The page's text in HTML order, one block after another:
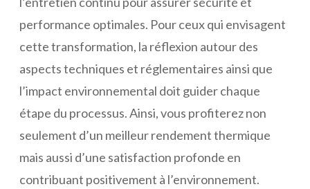
performance optimales. Pour ceux qui envisagent
cette transformation, la réflexion autour des
aspects techniques et réglementaires ainsi que
l’impact environnemental doit guider chaque
étape du processus. Ainsi, vous profiterez non
seulement d’un meilleur rendement thermique
mais aussi d’une satisfaction profonde en
contribuant positivement à l’environnement.